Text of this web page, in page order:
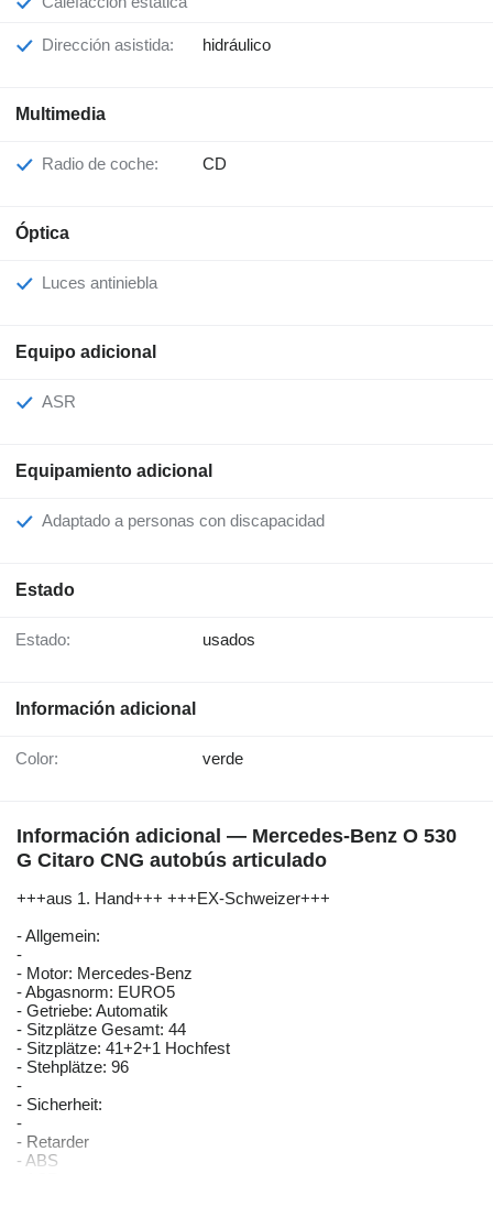
Dirección asistida: hidráulico
Multimedia
Radio de coche: CD
Óptica
Luces antiniebla
Equipo adicional
ASR
Equipamiento adicional
Adaptado a personas con discapacidad
Estado
Estado: usados
Información adicional
Color: verde
Información adicional — Mercedes-Benz O 530
G Citaro CNG autobús articulado
+++aus 1. Hand+++ +++EX-Schweizer+++
- Allgemein:
-
- Motor: Mercedes-Benz
- Abgasnorm: EURO5
- Getriebe: Automatik
- Sitzplätze Gesamt: 44
- Sitzplätze: 41+2+1 Hochfest
- Stehplätze: 96
-
- Sicherheit:
-
- Retarder
- ABS